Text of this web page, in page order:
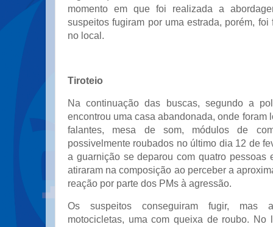
momento em que foi realizada a
suspeitos fugiram por uma estrada, porém,
no local.
Tiroteio
Na continuação das buscas, segundo a
encontrou uma casa abandonada, onde foram
falantes, mesa de som, módulos de
possivelmente roubados no último dia 12 de
a guarnição se deparou com quatro pessoas
atiraram na composição ao perceber a
reação por parte dos PMs à agressão.
Os suspeitos conseguiram fugir, mas
motocicletas, uma com queixa de roubo. No